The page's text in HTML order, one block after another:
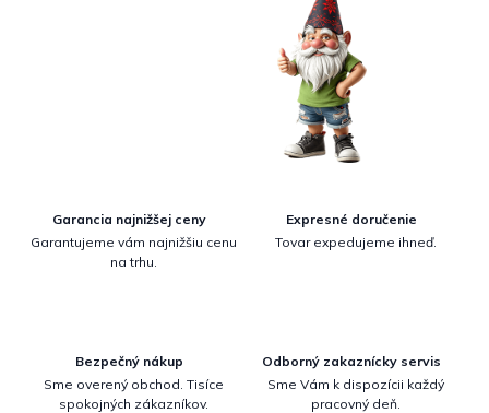
Garancia najnižšej ceny
Garantujeme vám najnižšiu cenu
na trhu.
Expresné doručenie
Tovar expedujeme ihneď.
Bezpečný nákup
Sme overený obchod. Tisíce
spokojných zákazníkov.
Odborný zakaznícky servis
Sme Vám k dispozícii každý
pracovný deň.